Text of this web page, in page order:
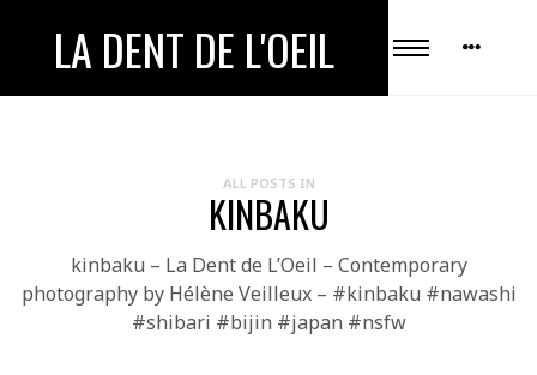
LA DENT DE L'OEIL
ALL POSTS IN
KINBAKU
kinbaku – La Dent de L’Oeil – Contemporary
photography by Hélène Veilleux – #kinbaku #nawashi
#shibari #bijin #japan #nsfw